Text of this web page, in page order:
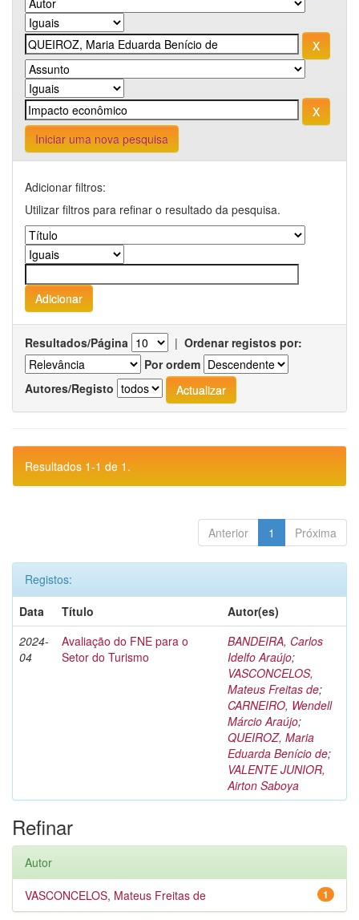
Iniciar uma nova pesquisa
Adicionar filtros:
Utilizar filtros para refinar o resultado da pesquisa.
Resultados/Página | Ordenar registos por:
Por ordem
Autores/Registo
Resultados 1-1 de 1.
Anterior 1 Próxima
Registos:
Data
Título
Autor(es)
2024-
04
Avaliação do FNE para o
Setor do Turismo
BANDEIRA, Carlos
Idelfo Araújo;
VASCONCELOS,
Mateus Freitas de;
CARNEIRO, Wendell
Márcio Araújo;
QUEIROZ, Maria
Eduarda Benício de;
VALENTE JUNIOR,
Airton Saboya
Refinar
Autor
1
VASCONCELOS, Mateus Freitas de